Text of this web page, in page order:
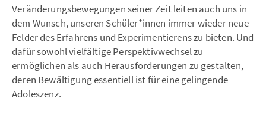
Veränderungsbewegungen seiner Zeit leiten auch uns in
dem Wunsch, unseren Schüler*innen immer wieder neue
Felder des Erfahrens und Experimentierens zu bieten. Und
dafür sowohl vielfältige Perspektivwechsel zu
ermöglichen als auch Herausforderungen zu gestalten,
deren Bewältigung essentiell ist für eine gelingende
Adoleszenz.